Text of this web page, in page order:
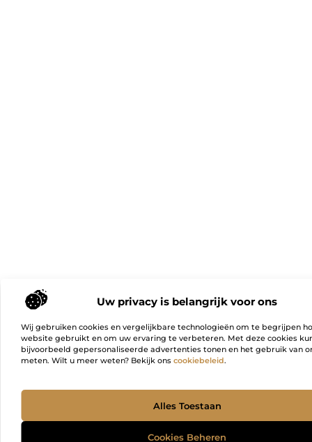
Uw privacy is belangrijk voor ons
Wij gebruiken cookies en vergelijkbare technologieën om te begrijpen
website gebruikt en om uw ervaring te verbeteren. Met deze cookies
bijvoorbeeld gepersonaliseerde advertenties tonen en het gebruik van
meten. Wilt u meer weten? Bekijk ons cookiebeleid.
Alles Toestaan
Cookies Beheren